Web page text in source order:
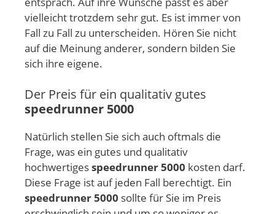
vielleicht trotzdem sehr gut. Es ist immer von
Fall zu Fall zu unterscheiden. Hören Sie nicht
auf die Meinung anderer, sondern bilden Sie
sich ihre eigene.
Der Preis für ein qualitativ gutes
speedrunner 5000
Natürlich stellen Sie sich auch oftmals die
Frage, was ein gutes und qualitativ
hochwertigesspeedrunner 5000 kosten darf.
Diese Frage ist auf jeden Fall berechtigt. Ein
speedrunner 5000 sollte für Sie im Preis